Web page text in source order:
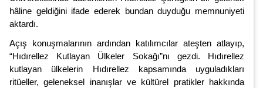
hâline geldiğini ifade ederek bundan duyduğu memnuniyeti
aktardı.
Açış konuşmalarının ardından katılımcılar ateşten atlayıp,
“Hıdırellez Kutlayan Ülkeler Sokağı”nı gezdi. Hıdırellez
kutlayan ülkelerin Hıdırellez kapsamında uyguladıkları
ritüeller, geleneksel inanışlar ve kültürel pratikler hakkında